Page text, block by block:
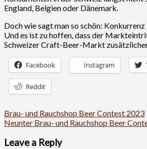
England, Belgien oder Dänemark.
Doch wie sagt man so schön:
Und es ist zu hoffen, dass der
Schweizer Craft-Beer-Markt
Facebook Instagram
Reddit
Beitrags-
Navigation
Brau- und Rauchshop Beer Contest 2023
Neunter Brau- und Rauchshop Beer
Leave a Reply